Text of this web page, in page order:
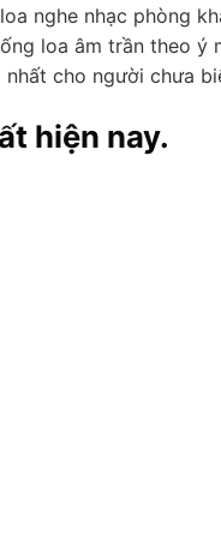
nghe nhạc phòng
loa âm trần theo ý
cho người chưa
hiện nay.